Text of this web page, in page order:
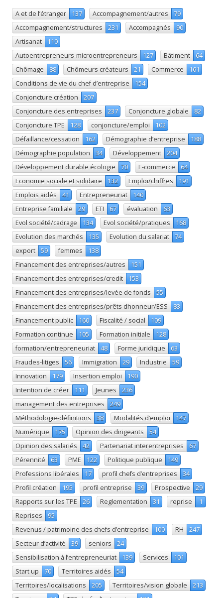
A et de l’étranger 137 Accompagnement/autres
79
Accompagnement/structures
231 Accompagnés
90
Artisanat
110
Autoentrepreneurs-microentrepreneurs
127 Bâtiment
64
Chômage
88 Chômeurs créateurs 21 Commerce
161
Conditions de vie du chef d’entreprise
154
Conjoncture création
207
Conjoncture des entreprises
237 Conjoncture globale
82
Conjoncture TPE
128 conjoncture/emploi
102
Défaillance/cessation
162 Démographie d’entreprise
188
Démographie population
34 Développement
204
Développement durable écologie
70 E-commerce
64
Economie sociale et solidaire
132 Emploi/chiffres
191
Emplois aidés
41 Entrepreneuriat
140
Entreprise familiale
29 ETI 67 évaluation
63
Evol société/cadrage
134 Evol société/pratiques
168
Evolution des marchés
135 Evolution du salariat
74
export
59 femmes
138
Financement des entreprises/autres
151
Financement des entreprises/credit
153
Financement des entreprises/levée de fonds
55
Financement des entreprises/prêts dhonneur/ESS
83
Financement public
160 Fiscalité / social
109
Formation continue
105 Formation initiale
128
formation/entrepreneuriat
48 Forme juridique
63
Fraudes-litiges
56 Immigration 29 Industrie
59
Innovation
179 Insertion emploi
190
Intention de créer
111 Jeunes
236
management des entreprises
249
Méthodologie-définitions
38 Modalités d’emploi
147
Numérique
175 Opinion des dirigeants
54
Opinion des salariés
42 Partenariat interentreprises
67
Pérennité
63 PME 122 Politique publique
149
Professions libérales
17 profil chefs d’entreprises
34
Profil création
195 profil entreprise 39 Prospective
29
Rapports sur les TPE
26 Reglementation 31 reprise
1
Reprises
95
Revenus / patrimoine des chefs d’entreprise
100 RH
247
Secteur d’activité
39 seniors
24
Sensibilisation à l’entrepreneuriat
139 Services
101
Start up
70 Territoires aidés
54
Territoires/localisations
205 Territoires/vision globale
213